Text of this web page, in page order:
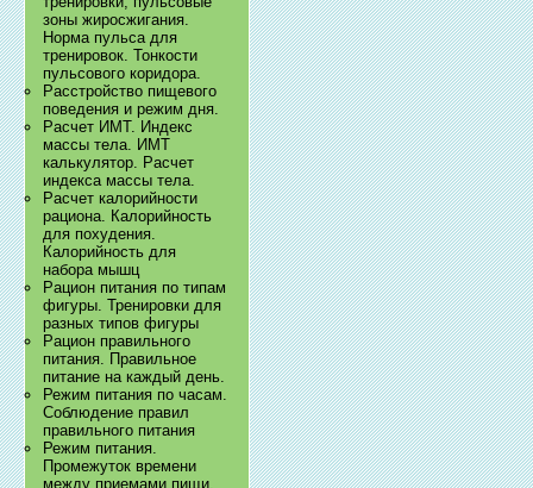
зоны жиросжигания.
Норма пульса для
тренировок. Тонкости
пульсового коридора.
Расстройство пищевого
поведения и режим дня.
Расчет ИМТ. Индекс
массы тела. ИМТ
калькулятор. Расчет
индекса массы тела.
Расчет калорийности
рациона. Калорийность
для похудения.
Калорийность для
набора мышц
Рацион питания по типам
фигуры. Тренировки для
разных типов фигуры
Рацион правильного
питания. Правильное
питание на каждый день.
Режим питания по часам.
Соблюдение правил
правильного питания
Режим питания.
Промежуток времени
между приемами пищи.